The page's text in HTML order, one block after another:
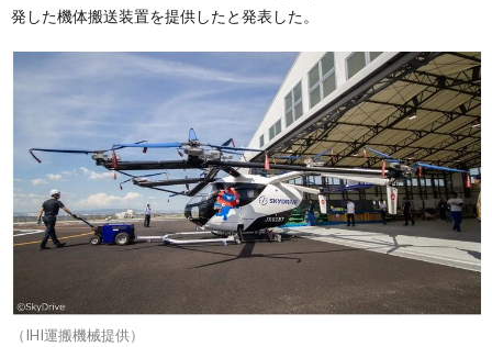
発した機体搬送装置を提供したと発表した。
（IHI運搬機械提供）